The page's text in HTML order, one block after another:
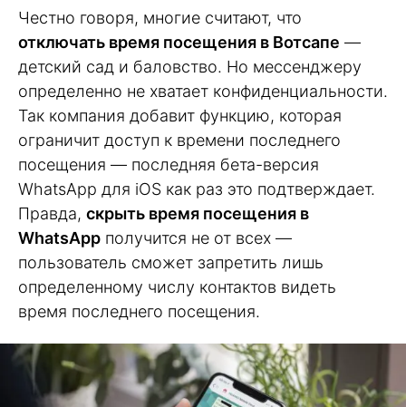
Честно говоря, многие считают, что
отключать время посещения в Вотсапе —
детский сад и баловство. Но мессенджеру
определенно не хватает конфиденциальности.
Так компания добавит функцию, которая
ограничит доступ к времени последнего
посещения — последняя бета-версия
WhatsApp для iOS как раз это подтверждает.
Правда, скрыть время посещения в
WhatsApp получится не от всех —
пользователь сможет запретить лишь
определенному числу контактов видеть
время последнего посещения.